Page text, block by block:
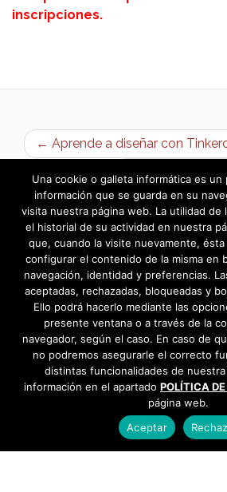
inscripciones.
← Aprende a diseñar con
Roller Disco:
Una cookie o galleta informática es un
información que se guarda en su
visita nuestra página web. La utilidad de
el historial de su actividad en nuestra
que, cuando la visite nuevamente,
configurar el contenido de la misma en
navegación, identidad y preferencias.
aceptadas, rechazadas, bloqueadas y
Ello podrá hacerlo mediante las
presente ventana o a través de la
navegador, según el caso. En caso de
no podremos asegurarle el correcto
distintas funcionalidades de
información en el apartado POLÍTICA
página web.
Aceptar